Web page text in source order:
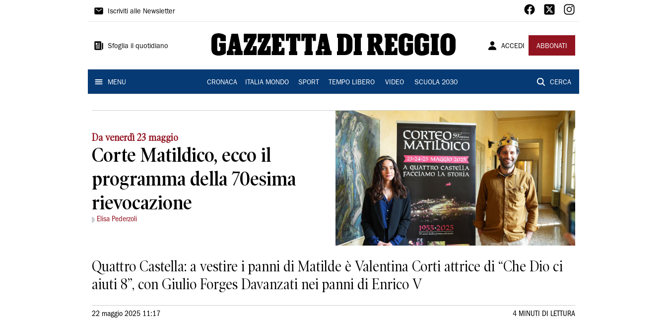
Gazzetta
Reggio
Iscriviti alle Newsletter
Sfoglia il quotidiano ACCEDI ABBONATI
MENU CRONACA ITALIA MONDO SPORT TEMPO LIBERO VIDEO SCUOLA 2030 CERCA
Da venerdì 23 maggio
Corte Matildico, ecco il
programma della 70esima
rievocazione
Elisa Pederzoli
Quattro Castella: a vestire i panni di Matilde è Valentina Corti attrice di “Che Dio ci
aiuti 8”, con Giulio Forges Davanzati nei panni di Enrico V
22 maggio 2025 11:17 4 MINUTI DI LETTURA